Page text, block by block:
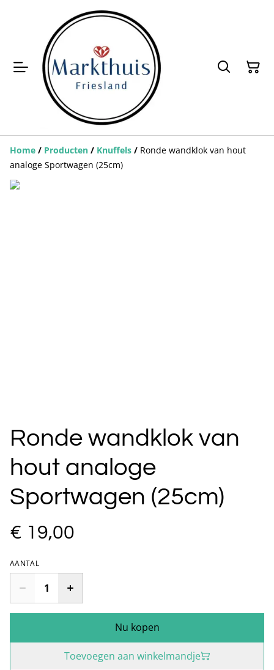
Home / Producten / Knuffels / Ronde wandklok van hout
analoge Sportwagen (25cm)
Ronde wandklok van
hout analoge
Sportwagen (25cm)
€ 19,00
AANTAL
Nu kopen
Toevoegen aan winkelmandje